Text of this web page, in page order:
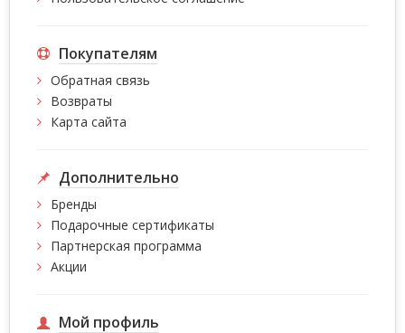
Покупателям
Обратная связь
Возвраты
Карта сайта
Дополнительно
Бренды
Подарочные сертификаты
Партнерская программа
Акции
Мой профиль